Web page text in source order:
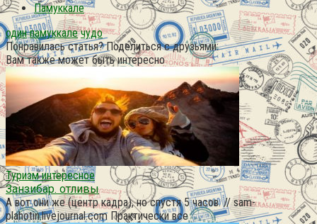
Памуккале
один памуккале чудо
Понравилась статья? Поделиться с друзьями:
Вам также может быть интересно
Туризм интересное
Занзибар. отливы
А вот они же (центр кадра), но спустя 5 часов. // sam-
plahotin.livejournal.com Практически все